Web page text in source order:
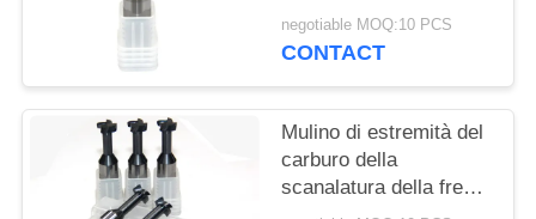
taglierina del mulino di
estremità della T-
scanalatura della
macchina utensile T di
CNC
negotiable MOQ:10 PCS
CONTACT
Mulino di estremità del
carburo della
scanalatura della fresa
della scanalatura del